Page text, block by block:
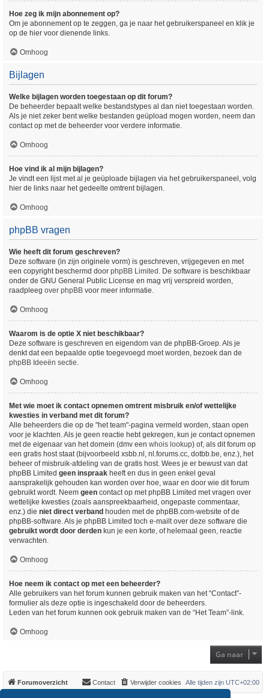
Hoe zeg ik mijn abonnement op?
Om je abonnement op te zeggen, ga je naar het gebruikerspaneel en klik je
op de hier voor dienende links.
Omhoog
Bijlagen
Welke bijlagen worden toegestaan op dit forum?
De beheerder bepaalt welke bestandstypes al dan niet toegestaan worden.
Als je niet zeker bent welke bestanden geüpload mogen worden, neem dan
contact op met de beheerder voor verdere informatie.
Omhoog
Hoe vind ik al mijn bijlagen?
Je vindt een lijst met al je geüploade bijlagen via het gebruikerspaneel, volg
hier de links naar het gedeelte omtrent bijlagen.
Omhoog
phpBB vragen
Wie heeft dit forum geschreven?
Deze software (in zijn originele vorm) is geschreven, vrijgegeven en met
een copyright beschermd door phpBB Limited . De software is beschikbaar
onder de GNU General Public License en mag vrij verspreid worden,
raadpleeg over phpBB voor meer informatie.
Omhoog
Waarom is de optie X niet beschikbaar?
Deze software is geschreven en eigendom van de phpBB-Groep. Als je
denkt dat een bepaalde optie toegevoegd moet worden, bezoek dan de
phpBB Ideeën sectie.
Omhoog
Met wie moet ik contact opnemen omtrent misbruik en/of wettelijke
kwesties in verband met dit forum?
Alle beheerders die op de "het team"-pagina vermeld worden, staan open
voor je klachten. Als je geen reactie hebt gekregen, kun je contact opnemen
met de eigenaar van het domein (dmv een whois lookup) of, als dit forum op
een gratis host staat (bijvoorbeeld xsbb.nl, nl.forums.cc, dotbb.be, enz.), het
beheer of misbruik-afdeling van de gratis host. Wees je er bewust van dat
phpBB Limited geen inspraak heeft en dus in geen enkel geval
aansprakelijk gehouden kan worden over hoe, waar en door wie dit forum
gebruikt wordt. Neem geen contact op met phpBB Limited met vragen over
wettelijke kwesties (zoals aanspreekbaarheid, ongepaste commentaar,
enz.) die niet direct verband houden met de phpBB.com-website of de
phpBB-software. Als je phpBB Limited toch e-mailt over deze software die
gebruikt wordt door derden kun je een korte, of helemaal geen, reactie
verwachten.
Omhoog
Hoe neem ik contact op met een beheerder?
Alle gebruikers van het forum kunnen gebruik maken van het “Contact”-
formulier als deze optie is ingeschakeld door de beheerders.
Leden van het forum kunnen ook gebruik maken van de “Het Team”-link.
Omhoog
Ga naar
Forumoverzicht Alle tijden zijn UTC+02:00
Verwijder cookies
Contact